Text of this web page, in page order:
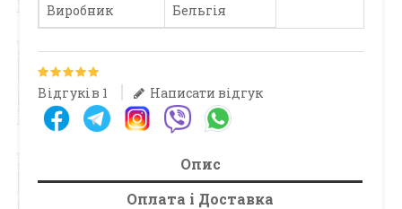
Виробник
Бельгія
Відгуків 1 Написати відгук
Опис
Оплата і Доставка